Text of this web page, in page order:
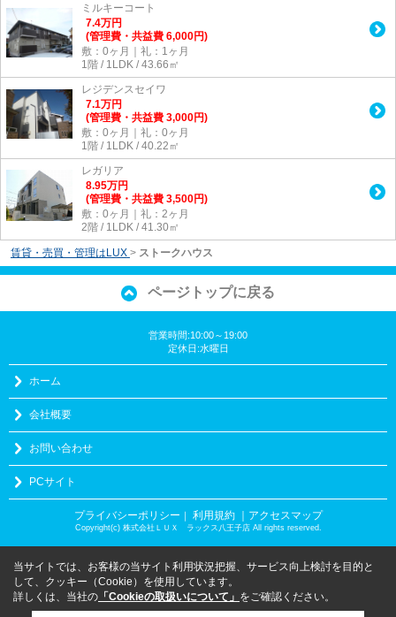
ミルキーコート
7.4万円
(管理費・共益費 6,000円)
敷：0ヶ月｜礼：1ヶ月
1階 / 1LDK / 43.66㎡
レジデンスセイワ
7.1万円
(管理費・共益費 3,000円)
敷：0ヶ月｜礼：0ヶ月
1階 / 1LDK / 40.22㎡
レガリア
8.95万円
(管理費・共益費 3,500円)
敷：0ヶ月｜礼：2ヶ月
2階 / 1LDK / 41.30㎡
賃貸・売買・管理はLUX > ストークハウス
ページトップに戻る
営業時間:10:00～19:00
定休日:水曜日
ホーム
会社概要
お問い合わせ
PCサイト
プライバシーポリシー ｜ 利用規約 ｜アクセスマップ
Copyright(c) 株式会社ＬＵＸ ラックス八王子店 All rights reserved.
当サイトでは、お客様の当サイト利用状況把握、サービス向上検討を目的と
して、クッキー（Cookie）を使用しています。
詳しくは、当社の 「Cookieの取扱いについて」 をご確認ください。